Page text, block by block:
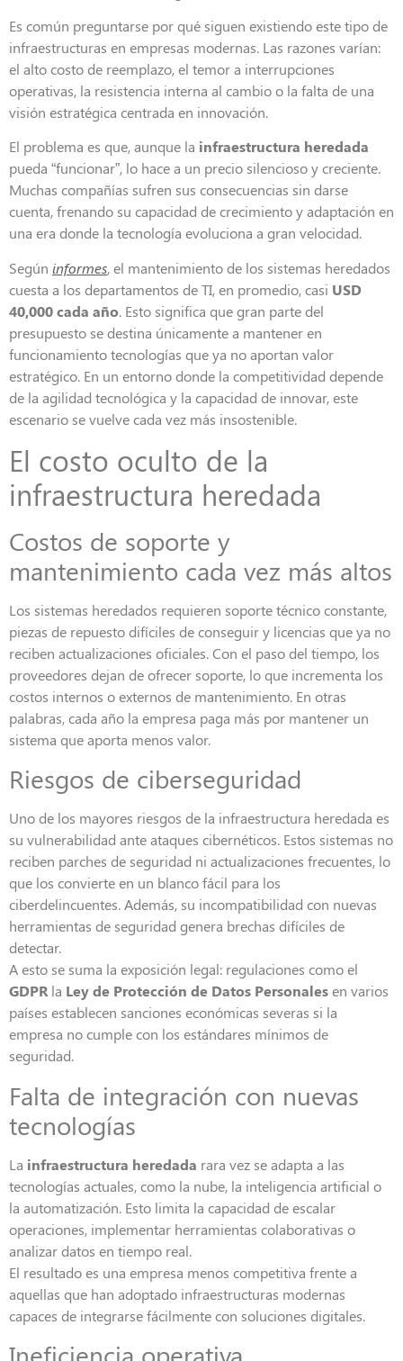
Es común preguntarse por qué siguen existiendo este tipo de
infraestructuras en empresas modernas. Las razones varían:
el alto costo de reemplazo, el temor a interrupciones
operativas, la resistencia interna al cambio o la falta de una
visión estratégica centrada en innovación.
El problema es que, aunque la infraestructura heredada
pueda “funcionar”, lo hace a un precio silencioso y creciente.
Muchas compañías sufren sus consecuencias sin darse
cuenta, frenando su capacidad de crecimiento y adaptación en
una era donde la tecnología evoluciona a gran velocidad.
Según informes, el mantenimiento de los sistemas heredados
cuesta a los departamentos de TI, en promedio, casi USD
40,000 cada año. Esto significa que gran parte del
presupuesto se destina únicamente a mantener en
funcionamiento tecnologías que ya no aportan valor
estratégico. En un entorno donde la competitividad depende
de la agilidad tecnológica y la capacidad de innovar, este
escenario se vuelve cada vez más insostenible.
El costo oculto de la
infraestructura heredada
Costos de soporte y
mantenimiento cada vez más altos
Los sistemas heredados requieren soporte técnico constante,
piezas de repuesto difíciles de conseguir y licencias que ya no
reciben actualizaciones oficiales. Con el paso del tiempo, los
proveedores dejan de ofrecer soporte, lo que incrementa los
costos internos o externos de mantenimiento. En otras
palabras, cada año la empresa paga más por mantener un
sistema que aporta menos valor.
Riesgos de ciberseguridad
Uno de los mayores riesgos de la infraestructura heredada es
su vulnerabilidad ante ataques cibernéticos. Estos sistemas no
reciben parches de seguridad ni actualizaciones frecuentes, lo
que los convierte en un blanco fácil para los
ciberdelincuentes. Además, su incompatibilidad con nuevas
herramientas de seguridad genera brechas difíciles de
detectar.
A esto se suma la exposición legal: regulaciones como el
GDPRla Ley de Protección de Datos Personalesen varios
países establecen sanciones económicas severas si la
empresa no cumple con los estándares mínimos de
seguridad.
Falta de integración con nuevas
tecnologías
La infraestructura heredada rara vez se adapta a las
tecnologías actuales, como la nube, la inteligencia artificial o
la automatización. Esto limita la capacidad de escalar
operaciones, implementar herramientas colaborativas o
analizar datos en tiempo real.
El resultado es una empresa menos competitiva frente a
aquellas que han adoptado infraestructuras modernas
capaces de integrarse fácilmente con soluciones digitales.